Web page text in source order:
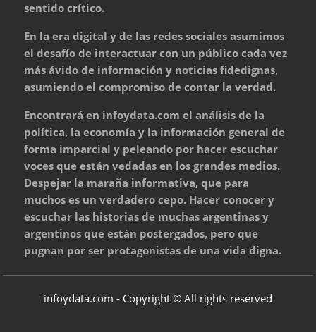
sentido crítico.
En la era digital y de las redes sociales asumimos
el desafío de interactuar con un público cada vez
más ávido de información y noticias fidedignas,
asumiendo el compromiso de contar la verdad.
Encontrará en infoydata.com el análisis de la
política, la economía y la información general de
forma imparcial y peleando por hacer escuchar
voces que están vedadas en los grandes medios.
Despejar la maraña informativa, que para
muchos es un verdadero cepo. Hacer conocer y
escuchar las historias de muchas argentinas y
argentinos que están postergados, pero que
pugnan por ser protagonistas de una vida digna.
infoydata.com - Copyright © All rights reserved